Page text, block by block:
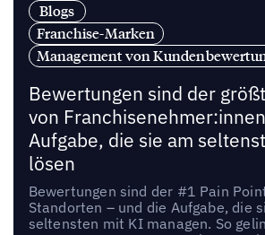
Blogs
Franchise-Marken
Management von
Bewertungen sind der
von
Aufgabe, die sie am
lösen
Bewertungen sind der #1 Pain
Standorten – und die Aufgabe, die
seltensten mit KI managen. So